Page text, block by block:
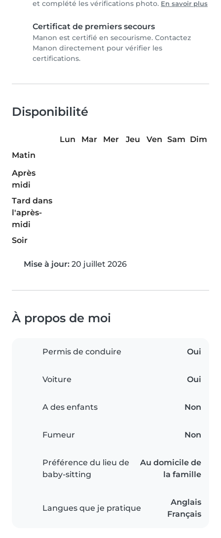
et complété les vérifications photo. En savoir plus
Certificat de premiers secours
Manon est certifié en secourisme. Contactez
Manon directement pour vérifier les
certifications.
Disponibilité
Lun Mar Mer Jeu Ven Sam Dim
Matin
Après
midi
Tard dans
l'après-
midi
Soir
Mise à jour: 20 juillet 2026
À propos de moi
Permis de conduire Oui
Voiture Oui
A des enfants Non
Fumeur Non
Préférence du lieu de
baby-sitting
Au domicile de
la famille
Langues que je pratique
Anglais
Français